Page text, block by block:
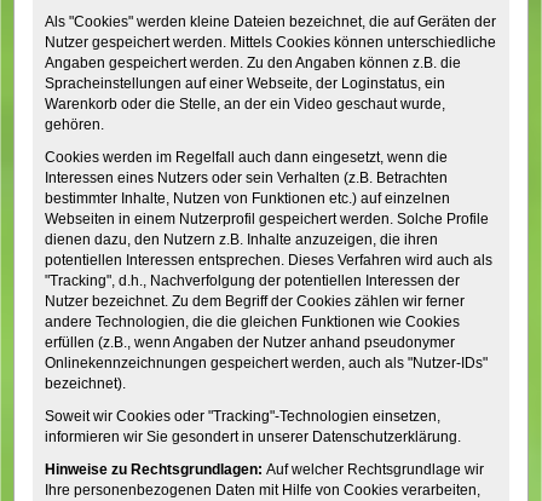
Als "Cookies" werden kleine Dateien bezeichnet, die auf Geräten der
Nutzer gespeichert werden. Mittels Cookies können unterschiedliche
Angaben gespeichert werden. Zu den Angaben können z.B. die
Spracheinstellungen auf einer Webseite, der Loginstatus, ein
Warenkorb oder die Stelle, an der ein Video geschaut wurde,
gehören.
Cookies werden im Regelfall auch dann eingesetzt, wenn die
Interessen eines Nutzers oder sein Verhalten (z.B. Betrachten
bestimmter Inhalte, Nutzen von Funktionen etc.) auf einzelnen
Webseiten in einem Nutzerprofil gespeichert werden. Solche Profile
dienen dazu, den Nutzern z.B. Inhalte anzuzeigen, die ihren
potentiellen Interessen entsprechen. Dieses Verfahren wird auch als
"Tracking", d.h., Nachverfolgung der potentiellen Interessen der
Nutzer bezeichnet. Zu dem Begriff der Cookies zählen wir ferner
andere Technologien, die die gleichen Funktionen wie Cookies
erfüllen (z.B., wenn Angaben der Nutzer anhand pseudonymer
Onlinekennzeichnungen gespeichert werden, auch als "Nutzer-IDs"
bezeichnet).
Soweit wir Cookies oder "Tracking"-Technologien einsetzen,
informieren wir Sie gesondert in unserer Datenschutzerklärung.
Hinweise zu Rechtsgrundlagen: Auf welcher Rechtsgrundlage wir
Ihre personenbezogenen Daten mit Hilfe von Cookies verarbeiten,